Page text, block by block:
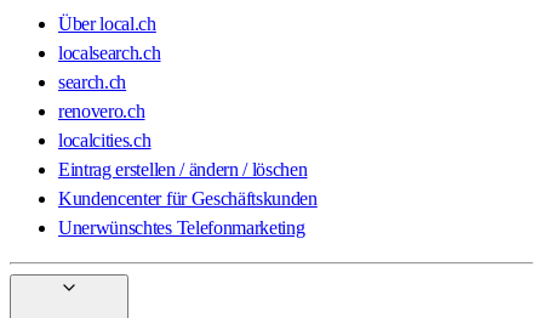
Über local.ch
localsearch.ch
search.ch
renovero.ch
localcities.ch
Eintrag erstellen / ändern / löschen
Kundencenter für Geschäftskunden
Unerwünschtes Telefonmarketing